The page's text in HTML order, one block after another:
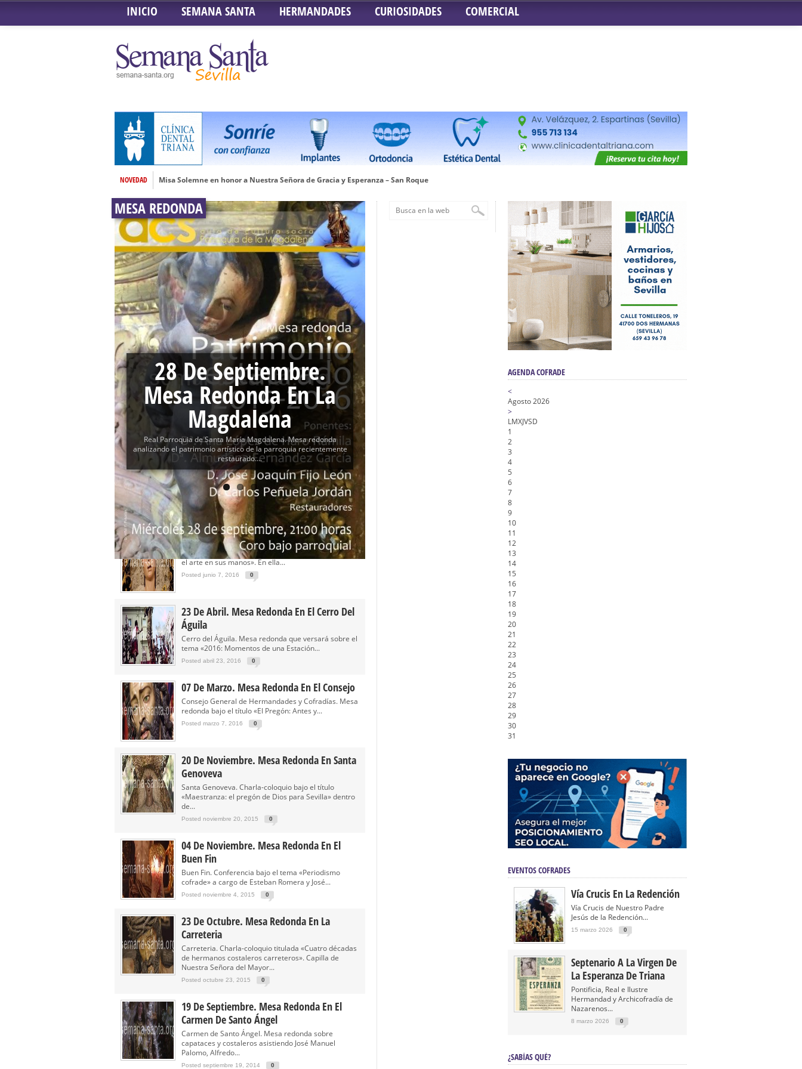
INICIO SEMANA SANTA HERMANDADES CURIOSIDADES COMERCIAL
NOVEDAD
Misa Solemne en honor a Nuestra Señora de Gracia y Esperanza – San Roque
Solemne Triduo a la Virgen de la Concepción – Hermandad del Silencio
Función de la Anunciación del Señor ante el paso de Nuestra Señora de la Encarnación Coronada – Hermandad de San Benito
Besamanos al Señor del Gran Poder de Sevilla
Solemne y devoto Besamanos en honor de María Santísima en su Soledad – San Lorenzo
Función Principal de Instituto a la Virgen del Valle
Besapié y Besamano en la Quinta Angustia
Gitanos: Besamanos del Señor de la Salud
Besamanos del Señor de la Divina Misericordia, Vía Crucis y Traslado – Siete Palabras
Solemne y devoto Besapiés en honor de Nuestro Padre Jesús de la Pasión
MESA REDONDA
28 De Septiembre.
Mesa Redonda En La
Magdalena
Real Parroquia de Santa María Magdalena. Mesa redonda
analizando el patrimonio artístico de la parroquia recientemente
restaurado....
MORE MESA REDONDA NEWS
07 De Junio. Mesa Redonda En La Estrella
Estrella. Mesa Redonda bajo el título «Pepe Garduño:
el arte en sus manos». En ella...
Posted junio 7, 2016 0
23 De Abril. Mesa Redonda En El Cerro Del
Águila
Cerro del Águila. Mesa redonda que versará sobre el
tema «2016: Momentos de una Estación...
Posted abril 23, 2016 0
07 De Marzo. Mesa Redonda En El Consejo
Consejo General de Hermandades y Cofradías. Mesa
redonda bajo el título «El Pregón: Antes y...
Posted marzo 7, 2016 0
20 De Noviembre. Mesa Redonda En Santa
Genoveva
Santa Genoveva. Charla-coloquio bajo el título
«Maestranza: el pregón de Dios para Sevilla» dentro
de...
Posted noviembre 20, 2015 0
04 De Noviembre. Mesa Redonda En El
Buen Fin
Buen Fin. Conferencia bajo el tema «Periodismo
cofrade» a cargo de Esteban Romera y José...
Posted noviembre 4, 2015 0
23 De Octubre. Mesa Redonda En La
Carreteria
Carreteria. Charla-coloquio titulada «Cuatro décadas
de hermanos costaleros carreteros». Capilla de
Nuestra Señora del Mayor...
Posted octubre 23, 2015 0
19 De Septiembre. Mesa Redonda En El
Carmen De Santo Ángel
Carmen de Santo Ángel. Mesa redonda sobre
capataces y costaleros asistiendo José Manuel
Palomo, Alfredo...
Posted septiembre 19, 2014 0
AGENDA COFRADE
<
Agosto 2026
>
LMXJVSD
1
2
3
4
5
6
7
8
9
10
11
12
13
14
15
16
17
18
19
20
21
22
23
24
25
26
27
28
29
30
31
EVENTOS COFRADES
Vía Crucis En La Redención
Vía Crucis de Nuestro Padre
Jesús de la Redención...
15 marzo 2026 0
Septenario A La Virgen De
La Esperanza De Triana
Pontificia, Real e Ilustre
Hermandad y Archicofradía de
Nazarenos...
8 marzo 2026 0
¿SABÍAS QUÉ?